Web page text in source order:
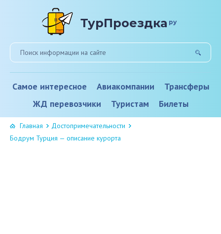
ТурПроездка ру
Самое интересное Авиакомпании
Трансферы
ЖД перевозчики
Туристам Билеты
Главная
Достопримечательности
Бодрум Турция — описание курорта